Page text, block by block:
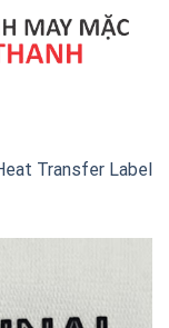
Transfer Label